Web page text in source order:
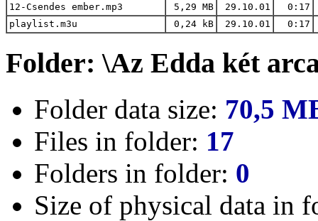
12-Csendes ember.mp3
5,29 MB 29.10.01
0:17
playlist.m3u
0,24 kB 29.10.01 0:17
Folder: \Az Edda két
Folder data size: 70,5
Files in folder: 17
Folders in folder: 0
Size of physical data in